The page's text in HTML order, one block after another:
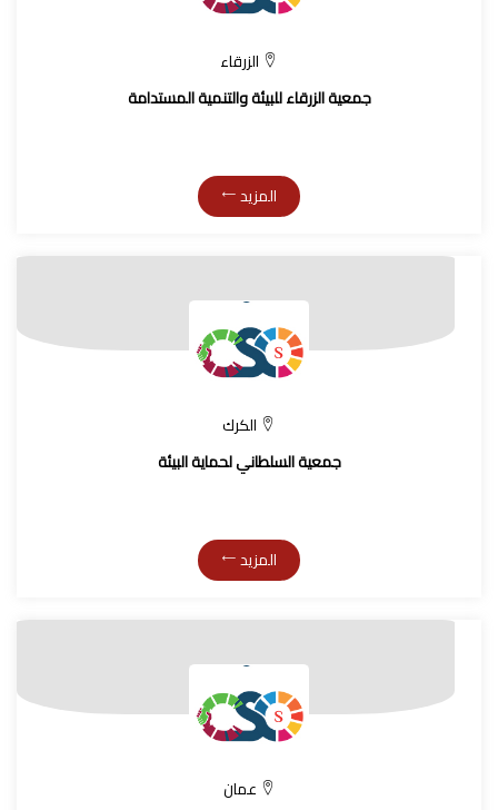
الزرقاء
جمعية الزرقاء للبيئة والتنمية المستدامة
المزيد
الكرك
جمعية السلطاني لحماية البيئة
المزيد
عمان